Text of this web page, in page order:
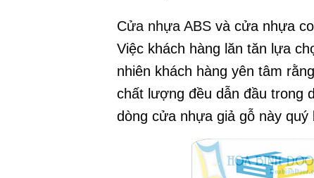
Cửa nhựa ABS và cửa nhựa
Việc khách hàng lăn tăn lựa
nhiên khách hàng yên tâm
chất lượng đều dẫn đầu trong
dòng cửa nhựa giả gỗ này quý